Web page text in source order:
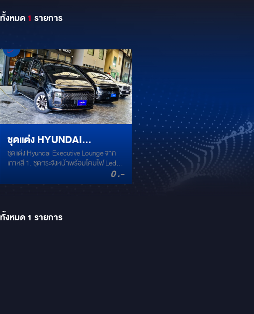
ทั้งหมด1 รายการ
ชุดแต่ง HYUNDAI
EXECUTIVE LOUNGE จาก
ชุดแต่ง Hyundai Executive Lounge จาก
เกาหลี 1. ชุดกระจังหน้าพร้อมโคมไฟ Led 8
ดวง (รวม19ชิ้น) ราคา 265,000 บาท 2.
ฝาครอบกระจกข้างสี Rose Gold ( 2ชิ้น )
Gold ( รวม 9 ชิ้น ) ราคา 42,500 บาท
0 .-
ทั้งหมด1 รายการ